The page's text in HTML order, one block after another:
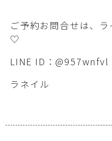
ご予約お問合せは、
♡
LINE ID：@957wnfvl
ラネイル